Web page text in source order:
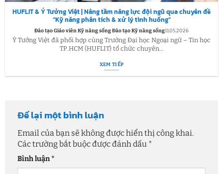
HUFLIT & Ý Tưởng Việt | Nâng tầm năng lực đội ngũ qua chuyên đề
“Kỹ năng phân tích & xử lý tình huống”
Đào tạo Giáo viên Kỹ năng sống Đào tạo Kỹ năng sống11.05.2026
Ý Tưởng Việt đã phối hợp cùng Trường Đại học Ngoại ngữ – Tin học
TP.HCM (HUFLIT) tổ chức chuyên...
XEM TIẾP
Để lại một bình luận
Email của bạn sẽ không được hiển thị công khai.
Các trường bắt buộc được đánh dấu *
Bình luận*